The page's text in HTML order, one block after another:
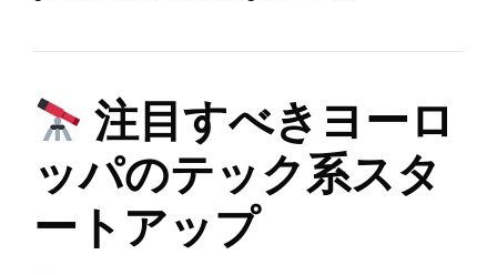
注目すべきヨーロ
ッパのテック系スタ
ートアップ